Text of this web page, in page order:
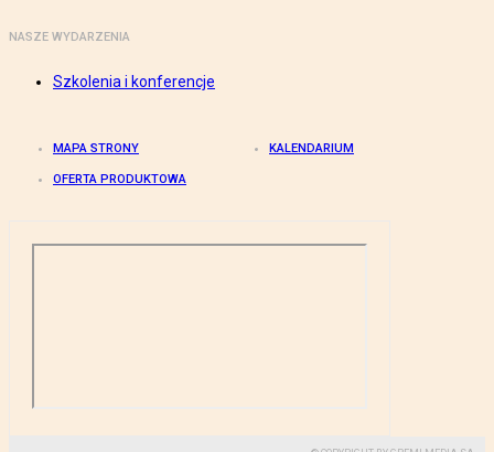
NASZE WYDARZENIA
Szkolenia i konferencje
MAPA STRONY KALENDARIUM
OFERTA PRODUKTOWA